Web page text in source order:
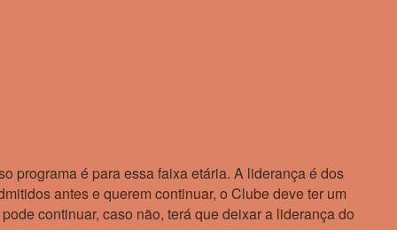
programa é para essa faixa etária. A liderança é dos
antes e querem continuar, o Clube deve ter um
continuar, caso não, terá que deixar a liderança do